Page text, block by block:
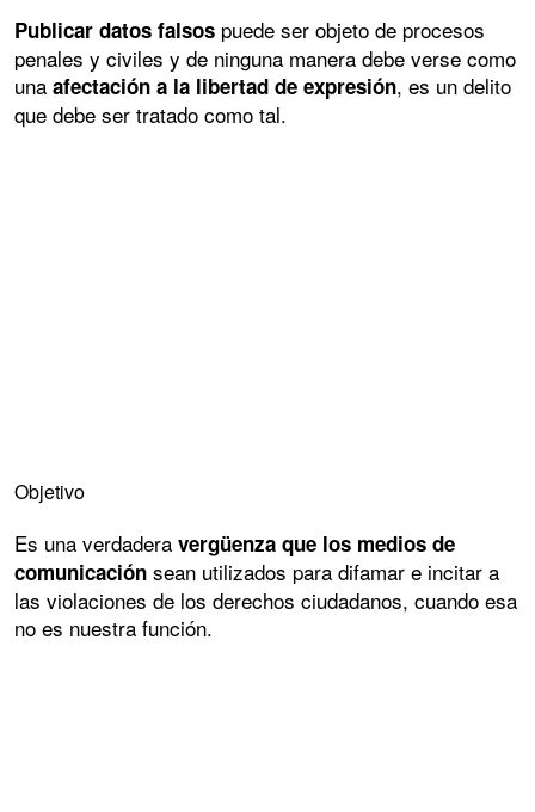
Publicar datos falsos puede ser objeto de procesos
penales y civiles y de ninguna manera debe verse como
una afectación a la libertad de expresión, es un delito
que debe ser tratado como tal.
Objetivo
Es una verdadera vergüenza que los medios de
comunicación sean utilizados para difamar e incitar a
las violaciones de los derechos ciudadanos, cuando esa
no es nuestra función.